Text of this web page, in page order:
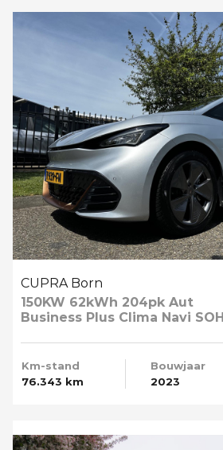
CUPRA Born
150KW 62kWh 204pk Aut
Business Plus Clima Navi SOH
Km-stand
76.343 km
Bouwjaar
2023